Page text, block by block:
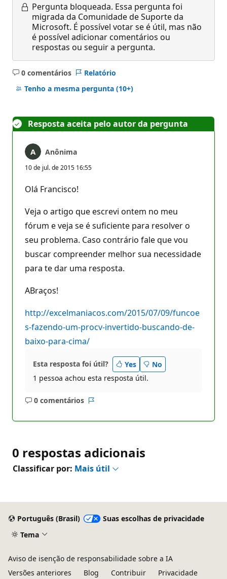
Pergunta bloqueada. Essa pergunta foi
migrada da Comunidade de Suporte da
Microsoft. É possível votar se é útil, mas não
é possível adicionar comentários ou
respostas ou seguir a pergunta.
0 comentários
Sem
comentários
Relatório
Tenho a mesma pergunta (10+)
Resposta aceita pelo autor da pergunta
Anônima
10 de jul. de 2015 16:55
Olá Francisco!
Veja o artigo que escrevi ontem no meu
fórum e veja se é suficiente para resolver o
seu problema. Caso contrário fale que vou
buscar compreender melhor sua necessidade
para te dar uma resposta.
ABraços!
http://excelmaniacos.com/2015/07/09/funcoe
s-fazendo-um-procv-invertido-buscando-de-
baixo-para-cima/
Esta resposta foi útil? Yes
No
1 pessoa achou esta resposta útil.
0 comentários
Sem
0 respostas adicionais
Classificar por: Mais útil
Português (Brasil)
Suas escolhas de privacidade
Tema
Aviso de isenção de responsabilidade sobre a IA
Versões anteriores
Blog Contribuir Privacidade